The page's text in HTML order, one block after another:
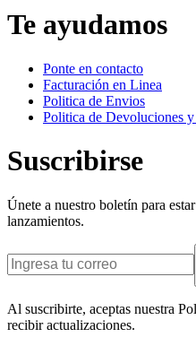
Te ayudamos
Ponte en contacto
Facturación en Linea
Politica de Envios
Politica de Devoluciones
Suscribirse
Únete a nuestro boletín para
lanzamientos.
Al suscribirte, aceptas nuestra
recibir actualizaciones.